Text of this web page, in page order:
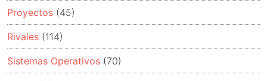
Proyectos (45)
Rivales (114)
Sistemas Operativos (70)